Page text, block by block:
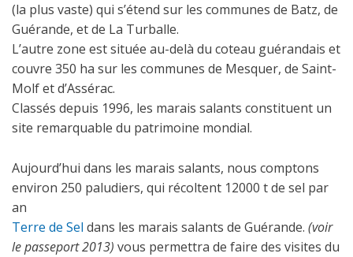
(la plus vaste) qui s’étend sur les communes de Batz, de
Guérande, et de La Turballe.
L’autre zone est située au-delà du coteau guérandais et
couvre 350 ha sur les communes de Mesquer, de Saint-
Molf et d’Assérac.
Classés depuis 1996, les marais salants constituent un
site remarquable du patrimoine mondial.
Aujourd’hui dans les marais salants, nous comptons
environ 250 paludiers, qui récoltent 12000 t de sel par
an
Terre de Sel dans les marais salants de Guérande. (voir
le passeport 2013) vous permettra de faire des visites du